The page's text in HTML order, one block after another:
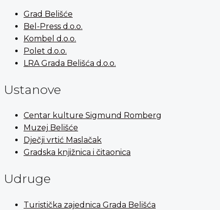
Grad Belišće
Bel-Press d.o.o.
Kombel d.o.o.
Polet d.o.o.
LRA Grada Belišća d.o.o.
Ustanove
Centar kulture Sigmund Romberg
Muzej Belišće
Dječji vrtić Maslačak
Gradska knjižnica i čitaonica
Udruge
Turistička zajednica Grada Belišća